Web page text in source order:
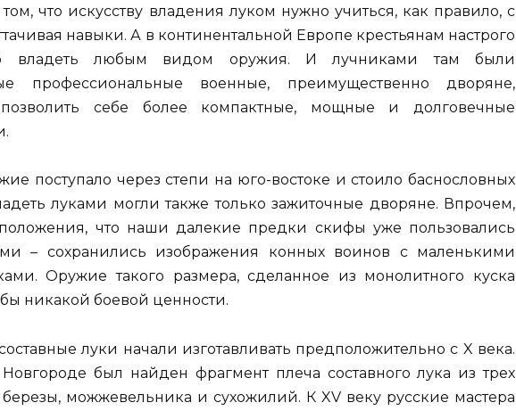
что искусству владения луком нужно учиться, как правило, с
навыки. А в континентальной Европе крестьянам настрого
владеть любым видом оружия. И лучниками там были
профессиональные военные, преимущественно дворяне,
себе более компактные, мощные и долговечные
поступало через степи на юго-востоке и стоило баснословных
луками могли также только зажиточные дворяне. Впрочем,
что наши далекие предки скифы уже пользовались
– сохранились изображения конных воинов с маленькими
Оружие такого размера, сделанное из монолитного куска
никакой боевой ценности.
луки начали изготавливать предположительно с X века.
был найден фрагмент плеча составного лука из трех
можжевельника и сухожилий. К XV веку русские мастера